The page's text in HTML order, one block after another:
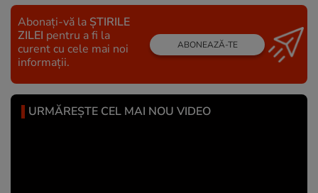
Abonați-vă la ȘTIRILE
ZILEI pentru a fi la
curent cu cele mai noi
informații.
ABONEAZĂ-TE
URMĂREȘTE CEL MAI NOU VIDEO